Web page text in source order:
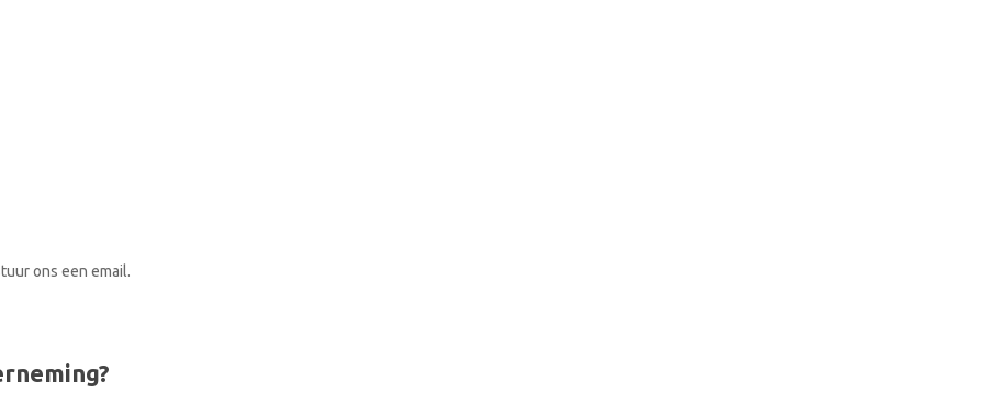
ons een email.